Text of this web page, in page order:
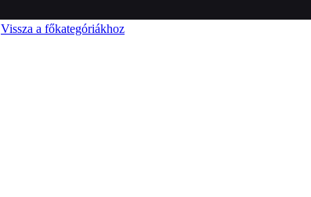
Vissza a főkategóriákhoz